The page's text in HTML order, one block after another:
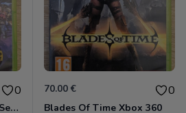
0
Borderlands - The Pre-Sequel ! Xbox 360
70.00 € 0
Blades Of Time Xbox 360